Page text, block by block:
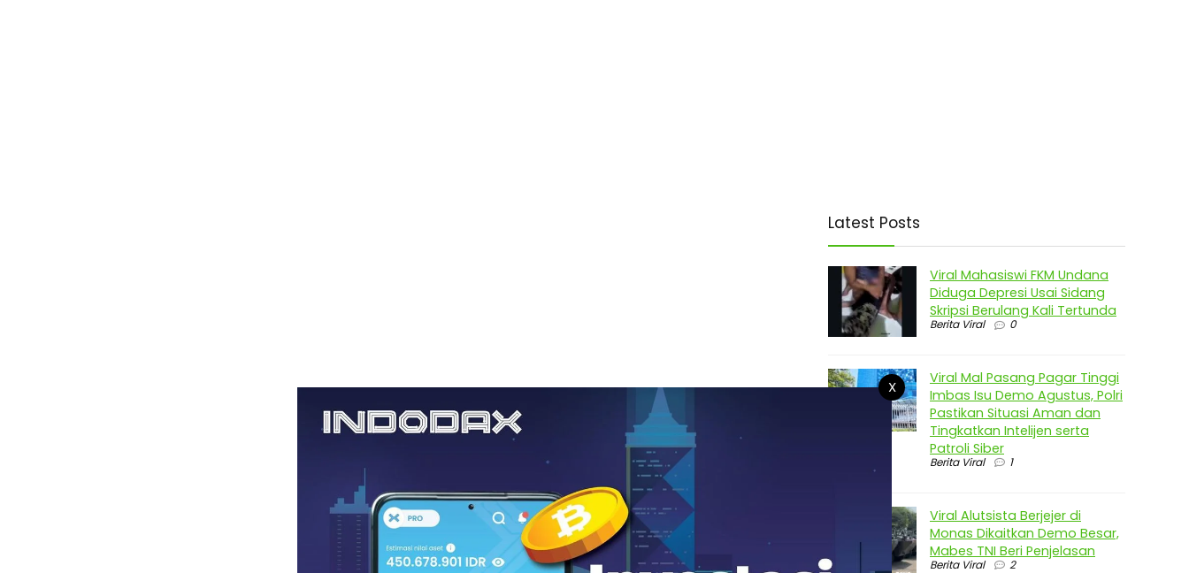
Latest Posts
Viral Mahasiswi FKM Undana
Diduga Depresi Usai Sidang
Skripsi Berulang Kali Tertunda
Berita Viral 0
Viral Mal Pasang Pagar Tinggi
Imbas Isu Demo Agustus, Polri
Pastikan Situasi Aman dan
Tingkatkan Intelijen serta
Patroli Siber
Berita Viral 1
Viral Alutsista Berjejer di
Monas Dikaitkan Demo Besar,
Mabes TNI Beri Penjelasan
Berita Viral 2
X